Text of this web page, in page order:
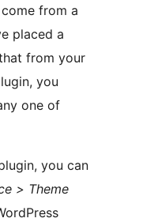
from a
placed a
from your
you
one of
you can
> Theme